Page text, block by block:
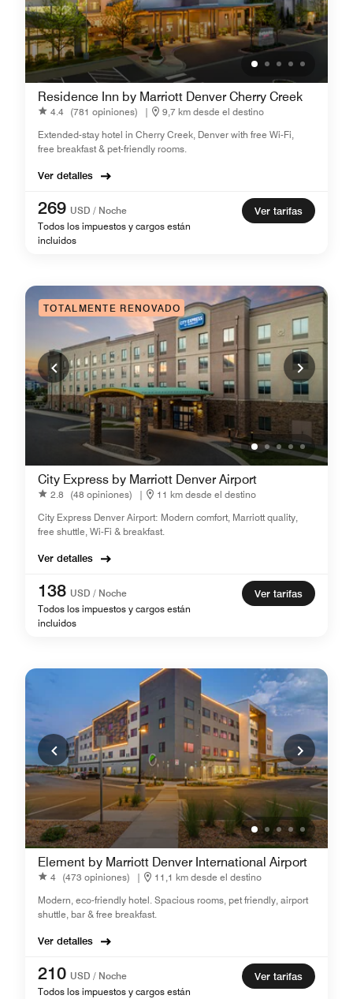
Residence Inn by Marriott Denver Cherry Creek
4.4 (781 opiniones) |
9,7 km desde el destino
Extended-stay hotel in Cherry Creek, Denver with free Wi-Fi,
free breakfast & pet-friendly rooms.
Ver detalles
269 USD / Noche
Todos los impuestos y cargos están
incluidos
Ver tarifas
TOTALMENTE RENOVADO
City Express by Marriott Denver Airport
2.8 (48 opiniones) |
11 km desde el destino
City Express Denver Airport: Modern comfort, Marriott quality,
free shuttle, Wi-Fi & breakfast.
Ver detalles
138 USD / Noche
Todos los impuestos y cargos están
incluidos
Ver tarifas
Element by Marriott Denver International Airport
4 (473 opiniones) |
11,1 km desde el destino
Modern, eco-friendly hotel. Spacious rooms, pet friendly, airport
shuttle, bar & free breakfast.
Ver detalles
210 USD / Noche
Todos los impuestos y cargos están
Ver tarifas